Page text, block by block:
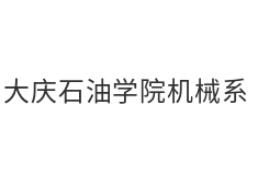
大庆石油学院机械系